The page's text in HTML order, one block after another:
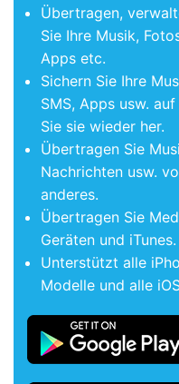
Übertragen,
Sie Ihre Musik,
Apps etc.
Sichern Sie Ihre
SMS, Apps usw.
Sie sie wieder her.
Übertragen Sie
Nachrichten usw.
anderes.
Übertragen Sie
Geräten und iTunes.
Unterstützt alle
Modelle und alle